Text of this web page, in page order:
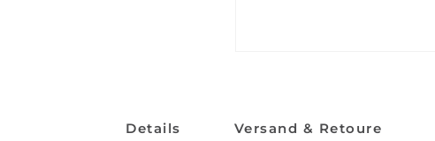
Details Versand & Retoure